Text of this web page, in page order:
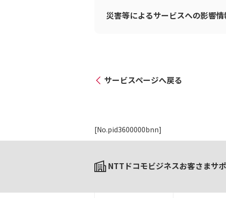
災害等によるサービスへの影響
サービスページへ戻る
[No.pid3600000bnn]
NTTドコモビジネスお客さまサ